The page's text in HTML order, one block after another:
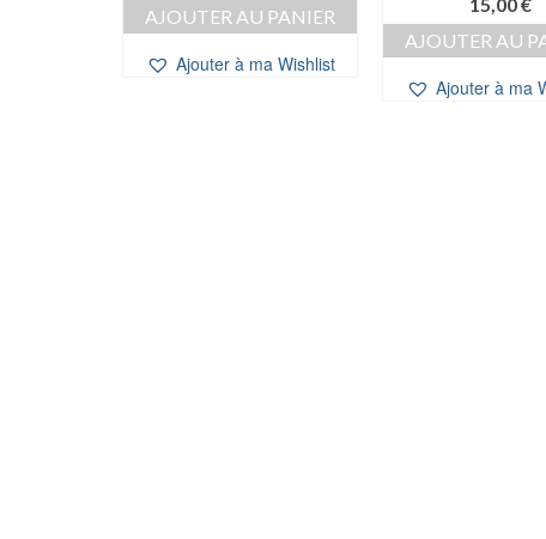
AJOUTER AU PANIER
Ajouter à ma Wishlist
AJOUTER AU
Ajouter à ma